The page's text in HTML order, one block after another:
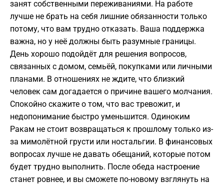
занят собственными переживаниями. На работе
лучше не брать на себя лишние обязанности только
потому, что вам трудно отказать. Ваша поддержка
важна, но у неё должны быть разумные границы.
День хорошо подойдёт для решения вопросов,
связанных с домом, семьёй, покупками или личными
планами. В отношениях не ждите, что близкий
человек сам догадается о причине вашего молчания.
Спокойно скажите о том, что вас тревожит, и
недопонимание быстро уменьшится. Одиноким
Ракам не стоит возвращаться к прошлому только из-
за мимолётной грусти или ностальгии. В финансовых
вопросах лучше не давать обещаний, которые потом
будет трудно выполнить. После обеда настроение
станет ровнее, и вы сможете по-новому взглянуть на